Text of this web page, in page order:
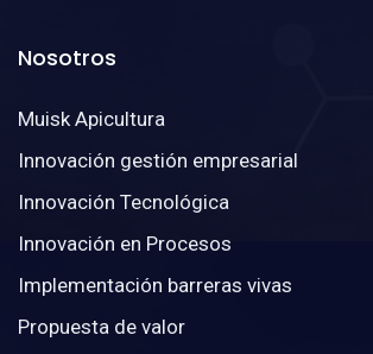
Nosotros
Muisk Apicultura
Innovación gestión empresarial
Innovación Tecnológica
Innovación en Procesos
Implementación barreras vivas
Propuesta de valor